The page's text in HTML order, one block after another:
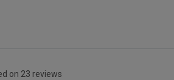
on 23 reviews